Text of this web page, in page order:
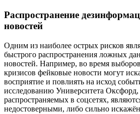
Распространение
новостей
Одним из наиболее острых рисков
быстрого распространения ложных
новостей. Например, во время
кризисов фейковые новости могут
восприятие и повлиять на исход
исследованию Университета Оксфорд,
распространяемых в соцсетях,
недостоверными, либо сильно